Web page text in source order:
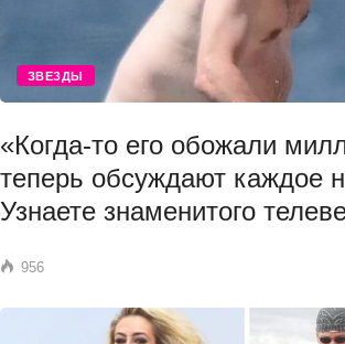
ЗВЕЗДЫ
«Когда-то его обожали
теперь обсуждают каждое
Узнаете знаменитого
956